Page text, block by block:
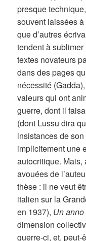
presque
souvent laissées
que d’autres
tendent à
textes novateurs
dans des pages
nécessité
valeurs qui ont
guerre, dont il
(dont Lussu dira
insistances de
implicitement une
autocritique.
avouées de
thèse : il ne veut
italien sur la
en 1937), Un
dimension
guerre-ci, et, peut-